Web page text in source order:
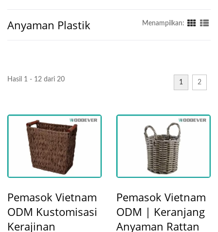
Anyaman Plastik Menampilkan:
Hasil 1 - 12 dari 20 1 2
Pemasok Vietnam
ODM Kustomisasi
Kerajinan
Pemasok Vietnam
ODM | Keranjang
Anyaman Rattan